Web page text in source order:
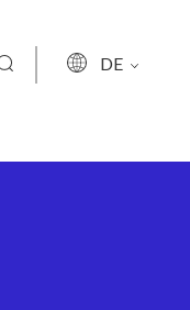
DE